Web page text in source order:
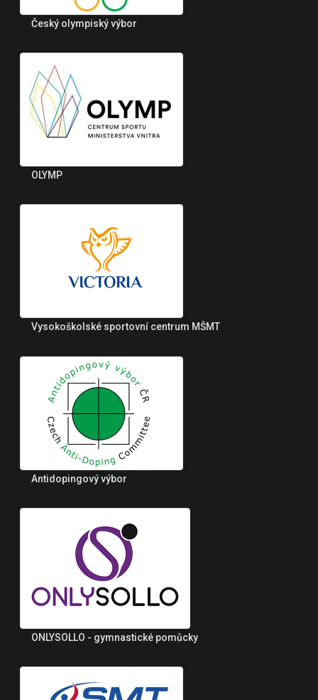
Český olympiský výbor
OLYMP
Vysokoškolské sportovní centrum MŠMT
Antidopingový výbor
ONLYSOLLO - gymnastické pomůcky